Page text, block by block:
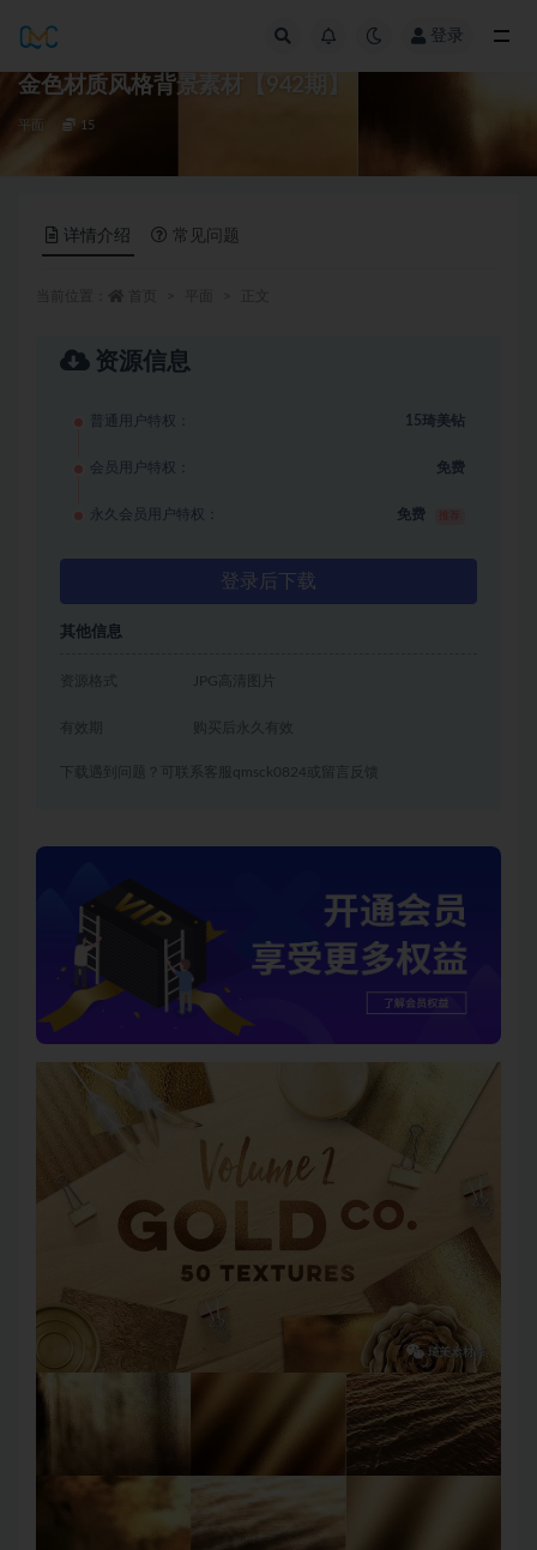
登录
金色材质风格背景素材【942期】
平面 15
详情介绍 常见问题
资源信息
普通用户特权： 15琦美钻
会员用户特权： 免费
永久会员用户特权： 免费
登录后下载
其他信息
资源格式 JPG高清图片
有效期 购买后永久有效
下载遇到问题？可联系客服qmsck0824或留言反馈